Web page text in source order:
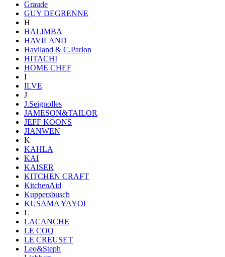
Graude
GUY DEGRENNE
H
HALIMBA
HAVILAND
Haviland & C.Parlon
HITACHI
HOME CHEF
I
ILVE
J
J.Seignolles
JAMESON&TAILOR
JEFF KOONS
JIANWEN
K
KAHLA
KAI
KAISER
KITCHEN CRAFT
KitchenAid
Kuppersbusch
KUSAMA YAYOI
L
LACANCHE
LE COQ
LE CREUSET
Leo&Steph